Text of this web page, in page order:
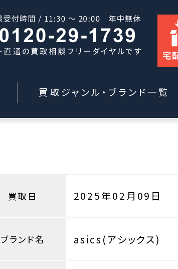
買取ジャンル・ブランド一覧
買取日 2025年02月09日
ブランド名 asics(アシックス)